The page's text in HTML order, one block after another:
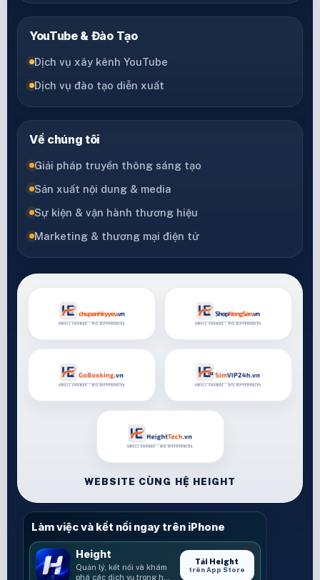
YouTube & Đào Tạo
Dịch vụ xây kênh YouTube
Dịch vụ đào tạo diễn xuất
Về chúng tôi
Giải pháp truyền thông sáng tạo
Sản xuất nội dung & media
Sự kiện & vận hành thương hiệu
Marketing & thương mại điện tử
WEBSITE CÙNG HỆ HEIGHT
Làm việc và kết nối ngay trên iPhone
Height
Quản lý, kết nối và khám
phá các dịch vụ trong hệ
Tải Height
trên App Store